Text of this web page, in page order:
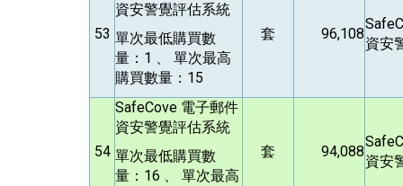
53
資安警覺評估系統
單次最低購買數
量：1 、 單次最高
購買數量：15
套 96,108
資安
54
SafeCove 電子郵件
資安警覺評估系統
單次最低購買數
量：16 、 單次最高
套 94,088
資安